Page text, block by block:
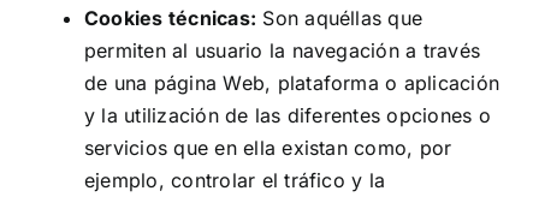
Cookies técnicas: Son aquéllas que
permiten al usuario la navegación a través
de una página Web, plataforma o aplicación
y la utilización de las diferentes opciones o
servicios que en ella existan como, por
ejemplo, controlar el tráfico y la